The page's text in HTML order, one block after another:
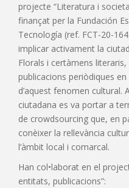
projecte “Literatura i
finançat per la Fundación
Tecnología (ref. FCT-20-
implicar activament la
Florals i certàmens
publicacions periòdiques
d’aquest fenomen cultural.
ciutadana es va portar a
de crowdsourcing que, en
conèixer la rellevància
l’àmbit local i comarcal.
Han col•laborat en el
entitats, publicacions”: